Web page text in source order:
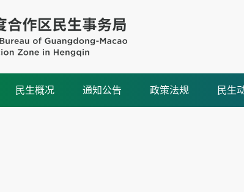
民生概况 通知公告 政策法规 民生